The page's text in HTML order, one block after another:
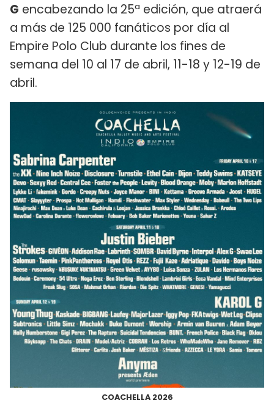
G encabezando la 25ª edición, que atraerá
a más de 125 000 fanáticos por día al
Empire Polo Club durante los fines de
semana del 10 al 17 de abril, 11-18 y 12-19 de
abril.
COACHELLA 2026